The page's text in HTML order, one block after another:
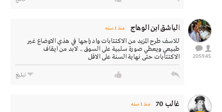
45
2059
الباشق ابن الوهاج منذ 1 سنه
للاسف طرح المزيد من الاكتتابات وادراجها في هذي الاوضاع غير
طبيعي ويعطي صورة سلبية على السوق .. لابد من ايقاف
الاكتتابات حتى نهاية السنة على الاقل
تبليغ
غالب 70 منذ 1 سنه